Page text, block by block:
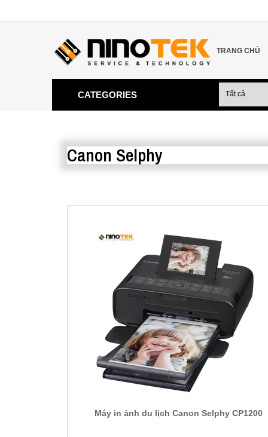
TRANG CHỦ
CATEGORIES
Canon Selphy
Máy in ảnh du lịch Canon Selphy CP1200